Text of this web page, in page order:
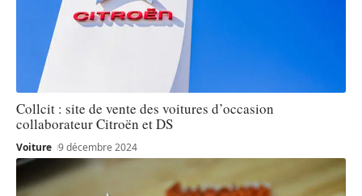
Collcit : site de vente des voitures d’occasion
collaborateur Citroën et DS
Voiture 9 décembre 2024